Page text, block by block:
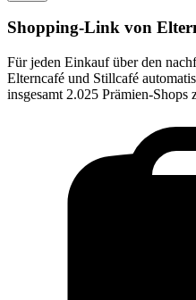
Shopping-Link von
Für jeden Einkauf über den
Elterncafé und Stillcafé
insgesamt 2.025 Prämien-Shops